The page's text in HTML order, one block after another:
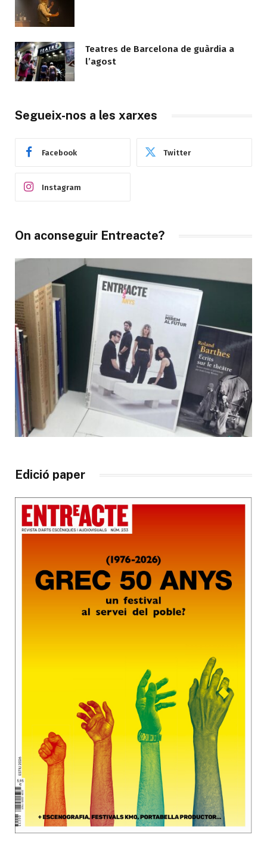
Teatres de Barcelona de guàrdia a
l’agost
Segueix-nos a les xarxes
Facebook Twitter
Instagram
On aconseguir Entreacte?
Edició paper